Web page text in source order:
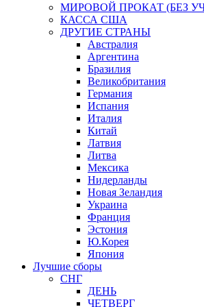
МИРОВОЙ ПРОКАТ (БЕЗ
КАССА США
ДРУГИЕ СТРАНЫ
Австралия
Аргентина
Бразилия
Великобритания
Германия
Испания
Италия
Китай
Латвия
Литва
Мексика
Нидерланды
Новая Зеландия
Украина
Франция
Эстония
Ю.Корея
Япония
Лучшие сборы
СНГ
ДЕНЬ
ЧЕТВЕРГ